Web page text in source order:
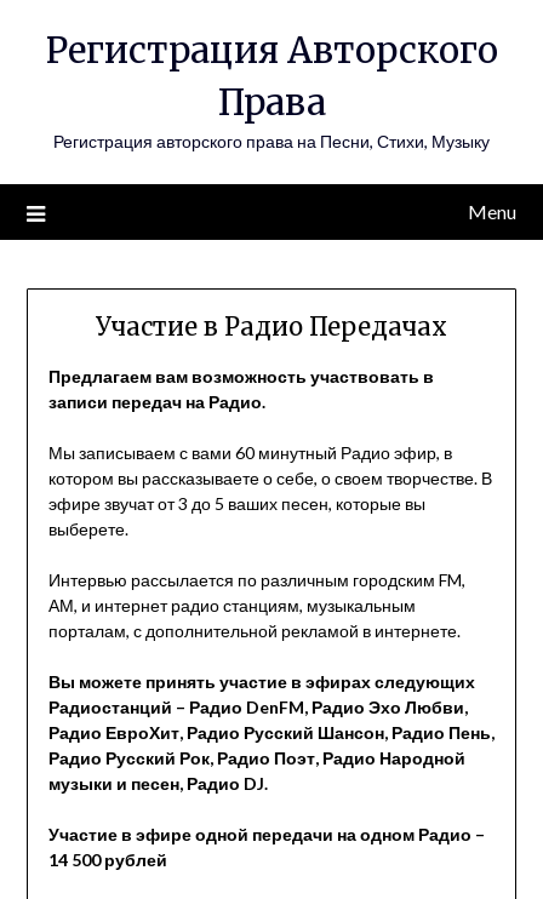
Регистрация Авторского
Права
Регистрация авторского права на Песни, Стихи, Музыку
Menu
Участие в Радио Передачах
Предлагаем вам возможность участвовать в
записи передач на Радио.
Мы записываем с вами 60 минутный Радио эфир, в
котором вы рассказываете о себе, о своем творчестве. В
эфире звучат от 3 до 5 ваших песен, которые вы
выберете.
Интервью рассылается по различным городским FM,
АМ, и интернет радио станциям, музыкальным
порталам, с дополнительной рекламой в интернете.
Вы можете принять участие в эфирах следующих
Радиостанций – Радио DenFM, Радио Эхо Любви,
Радио ЕвроХит, Радио Русский Шансон, Радио Пень,
Радио Русский Рок, Радио Поэт, Радио Народной
музыки и песен, Радио DJ.
Участие в эфире одной передачи на одном Радио –
14 500 рублей